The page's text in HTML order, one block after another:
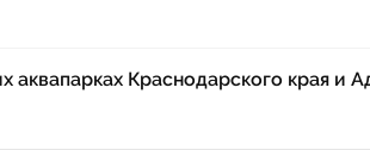
аквапарках Краснодарского края и